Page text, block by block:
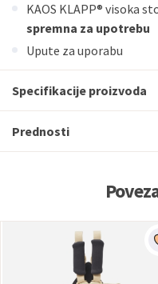
KAOS KLAPP® visoka
spremna za upotrebu
Upute za uporabu
Specifikacije proizvoda
Prednosti